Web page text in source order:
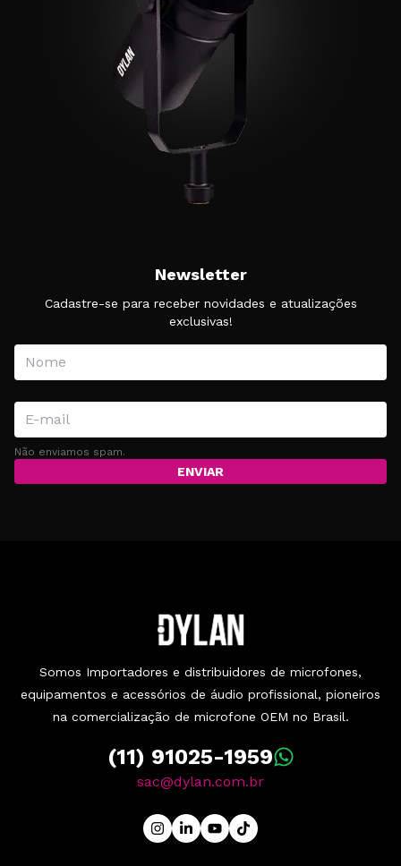
Newsletter
Cadastre-se para receber novidades e atualizações
exclusivas!
Não enviamos spam.
ENVIAR
Somos Importadores e distribuidores de microfones,
equipamentos e acessórios de áudio profissional, pioneiros
na comercialização de microfone OEM no Brasil.
(11) 91025-1959
sac@dylan.com.br